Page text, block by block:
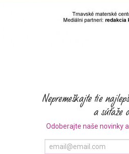
Odoberajte naše novinky a